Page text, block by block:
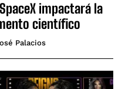
impactará la
científico
Palacios